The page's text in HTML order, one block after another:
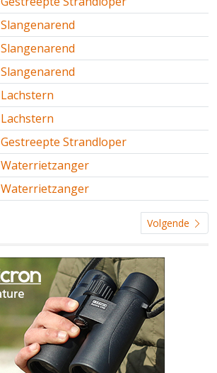
Slangenarend
Slangenarend
Slangenarend
Lachstern
Lachstern
Gestreepte Strandloper
Waterrietzanger
Waterrietzanger
Volgende